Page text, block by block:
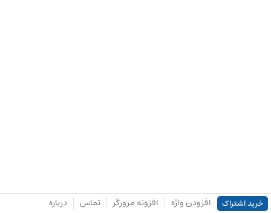
خرید اشتراک افزودن واژه افزونه مرورگر تماس درباره